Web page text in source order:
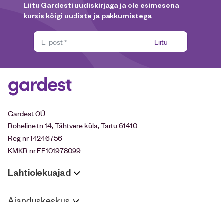
Liitu Gardesti uudiskirjaga ja ole esimesena
kursis kõigi uudiste ja pakkumistega
Liitu
Gardest OÜ
Roheline tn 14, Tähtvere küla, Tartu 61410
Reg nr 14246756
KMKR nr EE101978099
Lahtiolekuajad
Aianduskeskus